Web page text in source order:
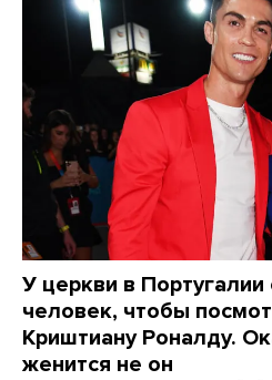
У церкви в
человек, чтобы
Криштиану Роналду.
женится не он